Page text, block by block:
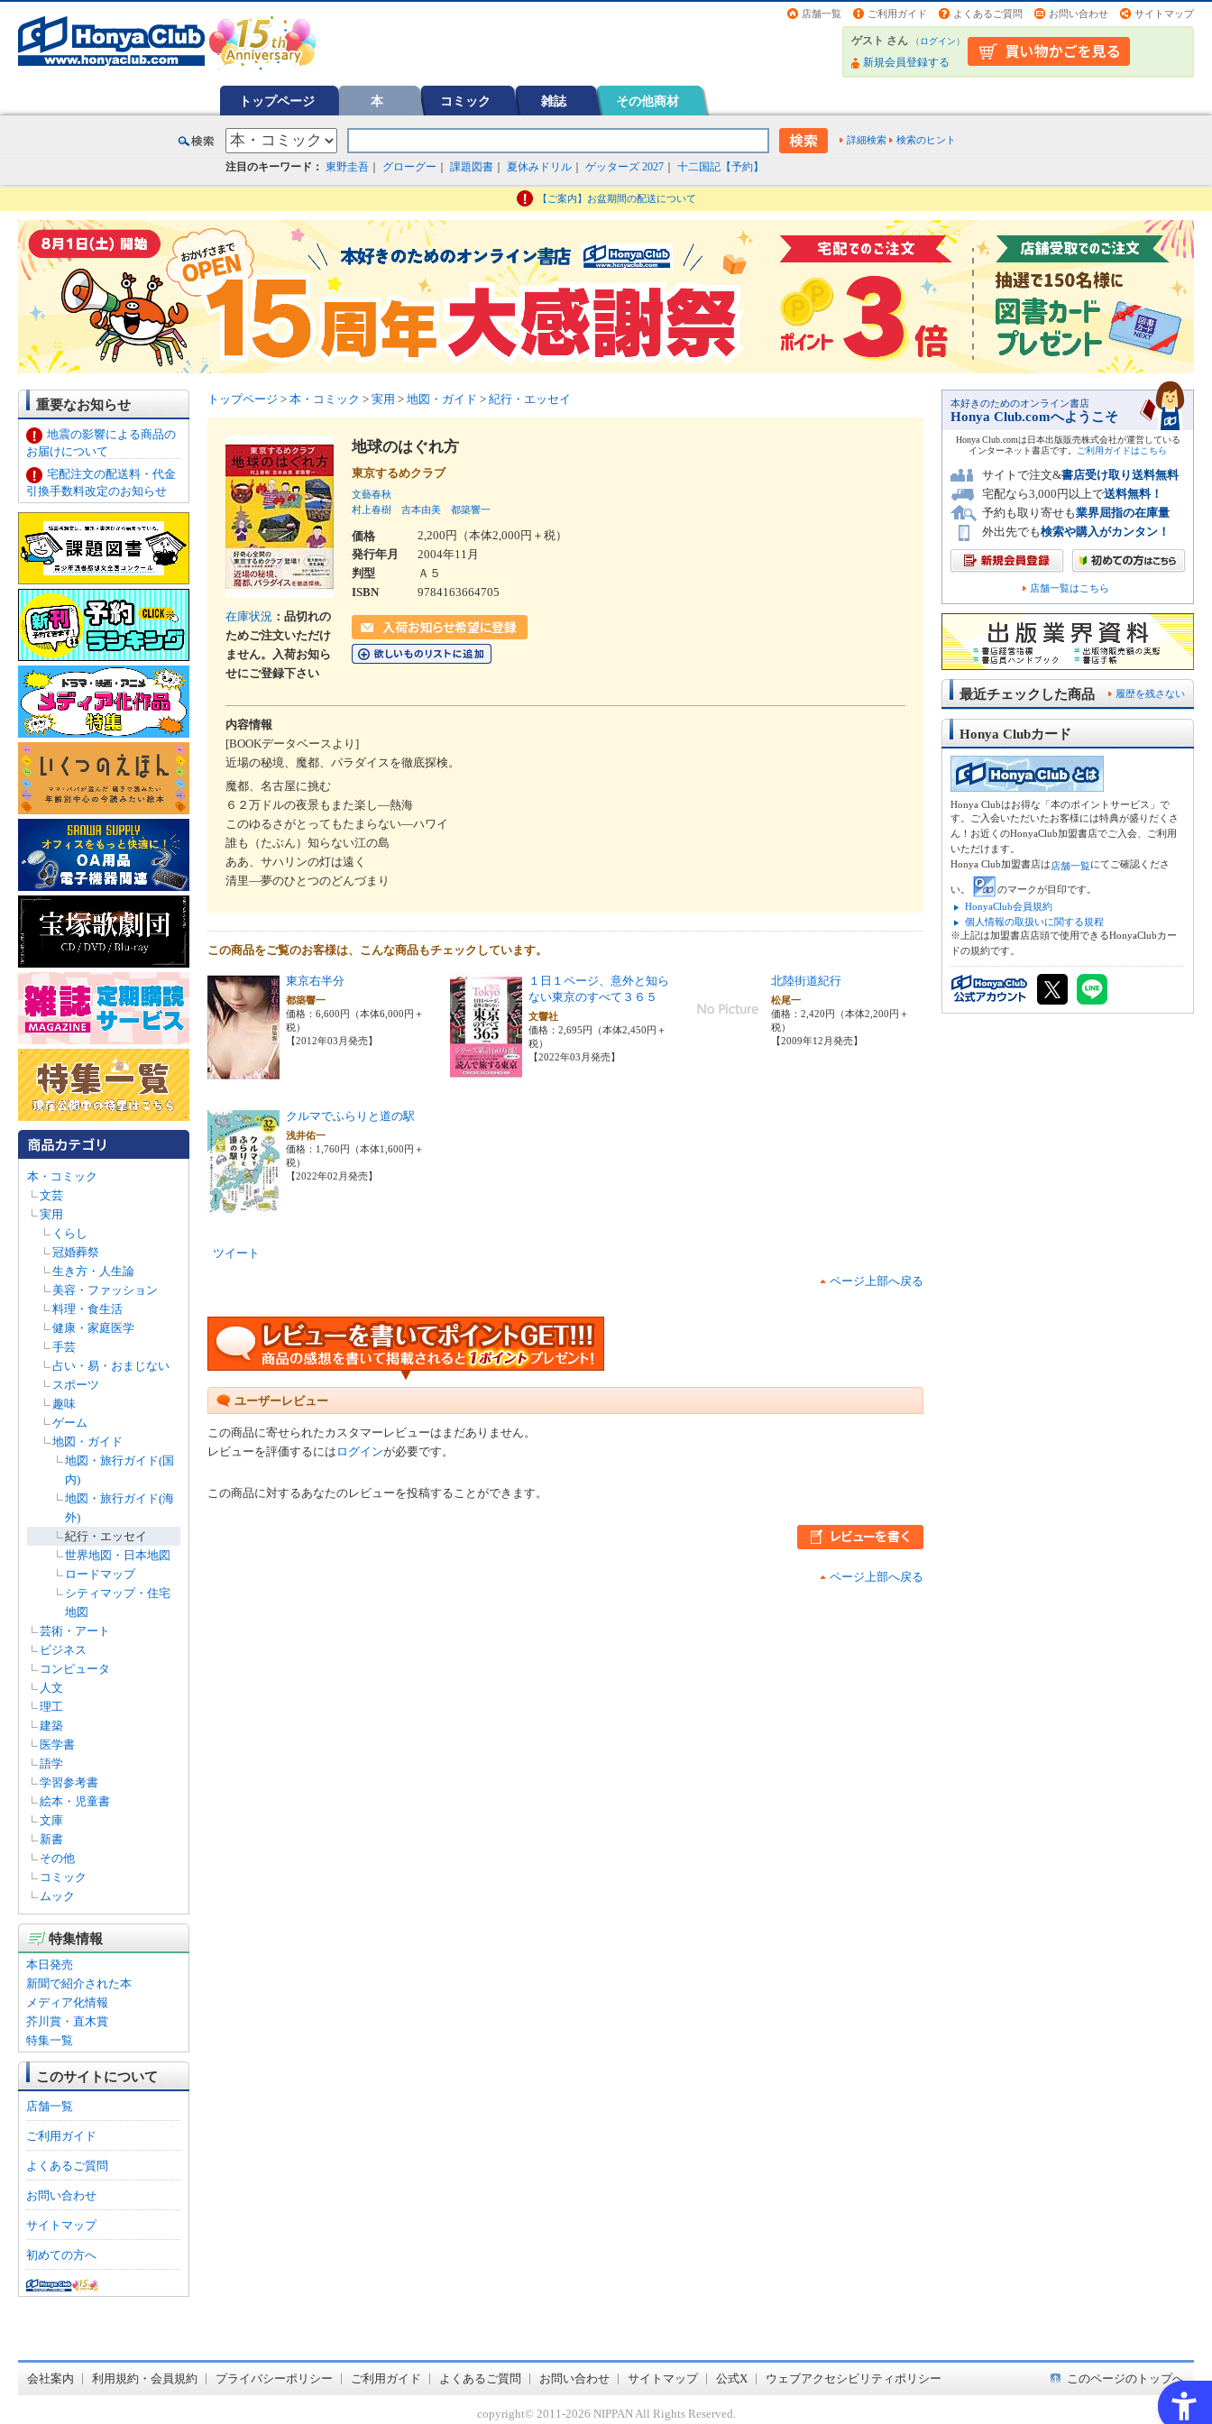
店舗一覧 ご利用ガイド よくあるご質問 お問い合わせ サイトマップ
ゲスト さん （ログイン）
新規会員登録する
トップページ 本 コミック 雑誌 その他商材
詳細検索 検索のヒント
注目のキーワード： 東野圭吾 グローグー 課題図書 夏休みドリル ゲッターズ 2027 十二国記【予約】
【ご案内】お盆期間の配送について
重要なお知らせ
地震の影響による商品の
お届けについて
宅配注文の配送料・代金
引換手数料改定のお知らせ
本・コミック
文芸
実用
くらし
冠婚葬祭
生き方・人生論
美容・ファッション
料理・食生活
健康・家庭医学
手芸
占い・易・おまじない
スポーツ
趣味
ゲーム
地図・ガイド
地図・旅行ガイド(国
内)
地図・旅行ガイド(海
外)
紀行・エッセイ
世界地図・日本地図
ロードマップ
シティマップ・住宅
地図
芸術・アート
ビジネス
コンピュータ
人文
理工
建築
医学書
語学
学習参考書
絵本・児童書
文庫
新書
その他
コミック
ムック
特集情報
本日発売
新聞で紹介された本
メディア化情報
芥川賞・直木賞
特集一覧
このサイトについて
店舗一覧
ご利用ガイド
よくあるご質問
お問い合わせ
サイトマップ
初めての方へ
トップページ > 本・コミック > 実用 > 地図・ガイド > 紀行・エッセイ
在庫状況 ：品切れの
ためご注文いただけ
ません。入荷お知ら
せにご登録下さい
地球のはぐれ方
東京するめクラブ
文藝春秋
村上春樹
吉本由美 都築響一
価格
2,200円（本体2,000円＋税）
発行年月
2004年11月
判型
Ａ５
ISBN
9784163664705
内容情報
[BOOKデータベースより]
近場の秘境、魔都、パラダイスを徹底探検。
魔都、名古屋に挑む
６２万ドルの夜景もまた楽し―熱海
このゆるさがとってもたまらない―ハワイ
誰も（たぶん）知らない江の島
ああ、サハリンの灯は遠く
清里―夢のひとつのどんづまり
この商品をご覧のお客様は、こんな商品もチェックしています。
東京右半分
都築響一
価格：6,600円（本体6,000円＋
税）
【2012年03月発売】
１日１ページ、意外と知ら
ない東京のすべて３６５
文響社
価格：2,695円（本体2,450円＋
税）
【2022年03月発売】
北陸街道紀行
松尾一
価格：2,420円（本体2,200円＋
税）
【2009年12月発売】
クルマでふらりと道の駅
浅井佑一
価格：1,760円（本体1,600円＋
税）
【2022年02月発売】
ツイート
ページ上部へ戻る
ユーザーレビュー
この商品に寄せられたカスタマーレビューはまだありません。
レビューを評価するには ログインが必要です。
この商品に対するあなたのレビューを投稿することができます。
ページ上部へ戻る
本好きのためのオンライン書店
Honya Club.comへようこそ
Honya Club.comは日本出版販売株式会社が運営している
インターネット書店です。
ご利用ガイドはこちら
サイトで注文&書店受け取り送料無料
宅配なら3,000円以上で送料無料！
予約も取り寄せも業界屈指の在庫量
外出先でも検索や購入がカンタン！
店舗一覧はこちら
履歴を残さない
最近チェックした商品
Honya Clubカード
Honya Clubはお得な「本のポイントサービス」で
す。ご入会いただいたお客様には特典が盛りだくさ
ん！お近くのHonyaClub加盟書店でご入会、ご利用
いただけます。
Honya Club加盟書店は店舗一覧にてご確認くださ
い。
のマークが目印です。
HonyaClub会員規約
個人情報の取扱いに関する規程
※上記は加盟書店店頭で使用できるHonyaClubカー
ドの規約です。
会社案内 利用規約・会員規約 プライバシーポリシー ご利用ガイド よくあるご質問 お問い合わせ サイトマップ 公式X ウェブアクセシビリティポリシー このページのトップへ
copyright© 2011-2026 NIPPAN All Rights Reserved.